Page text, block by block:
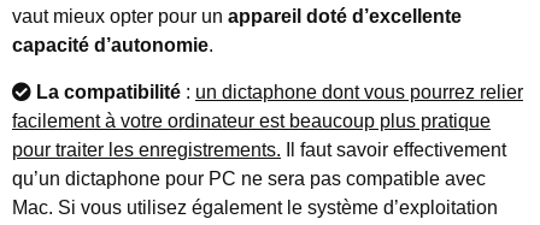
vaut mieux opter pour un appareil doté d’excellente
capacité d’autonomie.
La compatibilité : un dictaphone dont vous pourrez relier
facilement à votre ordinateur est beaucoup plus pratique
pour traiter les enregistrements. Il faut savoir effectivement
qu’un dictaphone pour PC ne sera pas compatible avec
Mac. Si vous utilisez également le système d’exploitation